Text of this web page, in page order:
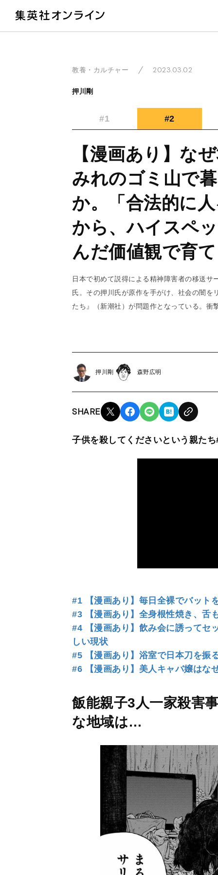
教養・カルチャー 2023.03.02
押川剛
#1 #2
【漫画あり】な
みれのゴミ山で
か。「合法的に
から、ハイスペ
んだ価値観で育
日本で初めて説得による精神障害者の移送
氏。その押川氏が原作を手がけ、社会の闇
たち』（新潮社）が問題作となっている。衝
押川剛 森野広明
SHARE
子供を殺してくださいという親たち
#1 【漫画あり】毎日全裸でバット
#3 【漫画あり】全身根性焼き、舌
#4 【漫画あり】飲み会に誘ってセ
しい現状
#5 【漫画あり】浴室で日本刀を振
#6 【漫画あり】美人キャバ嬢はな
飯能親子3人一家殺害
な地域は…